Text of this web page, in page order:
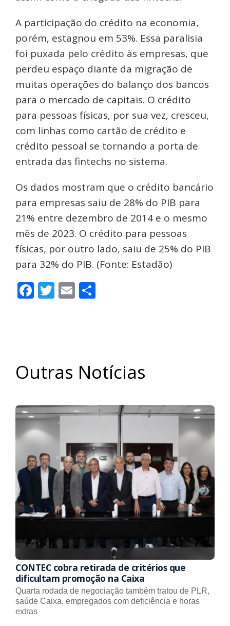
A participação do crédito na economia,
porém, estagnou em 53%. Essa paralisia
foi puxada pelo crédito às empresas, que
perdeu espaço diante da migração de
muitas operações do balanço dos bancos
para o mercado de capitais. O crédito
para pessoas físicas, por sua vez, cresceu,
com linhas como cartão de crédito e
crédito pessoal se tornando a porta de
entrada das fintechs no sistema.
Os dados mostram que o crédito bancário
para empresas saiu de 28% do PIB para
21% entre dezembro de 2014 e o mesmo
mês de 2023. O crédito para pessoas
físicas, por outro lado, saiu de 25% do PIB
para 32% do PIB. (Fonte: Estadão)
Facebook
Twitter
Email
Outras Notícias
CONTEC cobra retirada de critérios que
dificultam promoção na Caixa
Quarta rodada de negociação também tratou de PLR,
saúde Caixa, empregados com deficiência e horas
extras